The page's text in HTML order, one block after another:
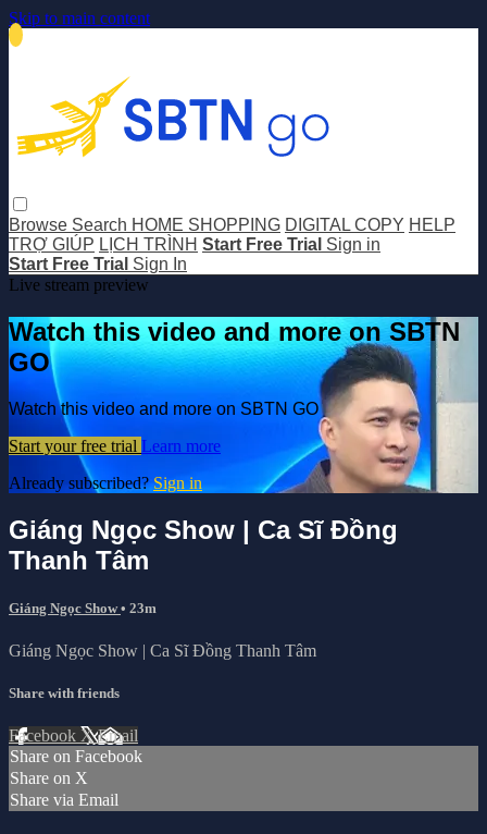
Skip to main content
Browse Search HOME SHOPPING DIGITAL COPY HELP
TRỢ GIÚP LỊCH TRÌNH Start Free Trial Sign in
Start Free Trial Sign In
Live stream preview
Watch this video and more on SBTN
GO
Watch this video and more on SBTN GO
Start your free trial Learn more
Already subscribed?Sign in
Giáng Ngọc Show | Ca Sĩ Đồng
Thanh Tâm
Giáng Ngọc Show• 23m
Giáng Ngọc Show | Ca Sĩ Đồng Thanh Tâm
Share with friends
Facebook XEmail
Share on Facebook
Share on X
Share via Email